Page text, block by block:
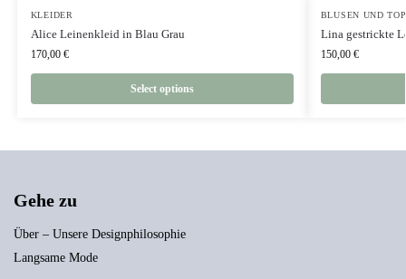
KLEIDER
Alice Leinenkleid in Blau Grau
170,00 €
Select options
BLUSEN UND
Lina gestrickte
150,00 €
Gehe zu
Über – Unsere Designphilosophie
Langsame Mode